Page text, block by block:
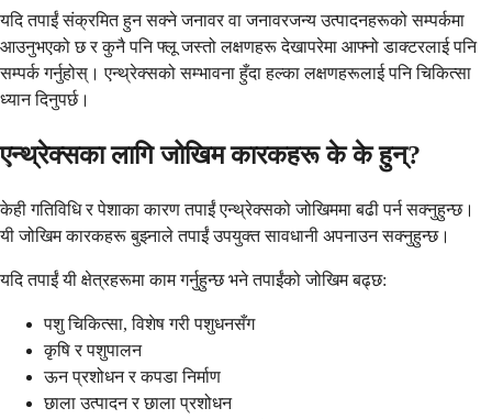
यदि तपाईं संक्रमित हुन सक्ने जनावर वा जनावरजन्य उत्पादनहरूको सम्पर्कमा
आउनुभएको छ र कुनै पनि फ्लू जस्तो लक्षणहरू देखापरेमा आफ्नो डाक्टरलाई पनि
सम्पर्क गर्नुहोस्। एन्थ्रेक्सको सम्भावना हुँदा हल्का लक्षणहरूलाई पनि चिकित्सा
ध्यान दिनुपर्छ।
एन्थ्रेक्सका लागि जोखिम कारकहरू के के हुन्?
केही गतिविधि र पेशाका कारण तपाईं एन्थ्रेक्सको जोखिममा बढी पर्न सक्नुहुन्छ।
यी जोखिम कारकहरू बुझ्नाले तपाईं उपयुक्त सावधानी अपनाउन सक्नुहुन्छ।
यदि तपाईं यी क्षेत्रहरूमा काम गर्नुहुन्छ भने तपाईंको जोखिम बढ्छ:
पशु चिकित्सा, विशेष गरी पशुधनसँग
कृषि र पशुपालन
ऊन प्रशोधन र कपडा निर्माण
छाला उत्पादन र छाला प्रशोधन